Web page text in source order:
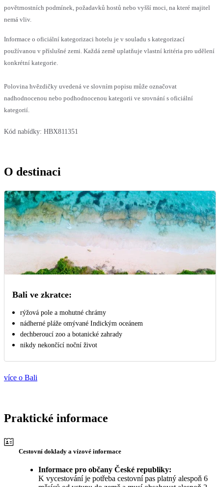
povětrnostních podmínek, požadavků hostů nebo vyšší moci, na které majitel
nemá vliv.
Informace o oficiální kategorizaci hotelu je v souladu s kategorizací
používanou v příslušné zemi. Každá země uplatňuje vlastní kritéria pro udělení
konkrétní kategorie.
Polovina hvězdičky uvedená ve slovním popisu může označovat
nadhodnocenou nebo podhodnocenou kategorii ve srovnání s oficiální
kategorií.
Kód nabídky: HBX811351
O destinaci
Bali ve zkratce:
rýžová pole a mohutné chrámy
nádherné pláže omývané Indickým oceánem
dechberoucí zoo a botanické zahrady
nikdy nekončící noční život
více o Bali
Praktické informace
Cestovní doklady a vízové informace
Informace pro občany České republiky:
K vycestování je potřeba cestovní pas platný alespoň 6